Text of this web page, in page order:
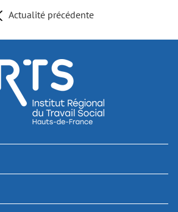
Actualité précédente